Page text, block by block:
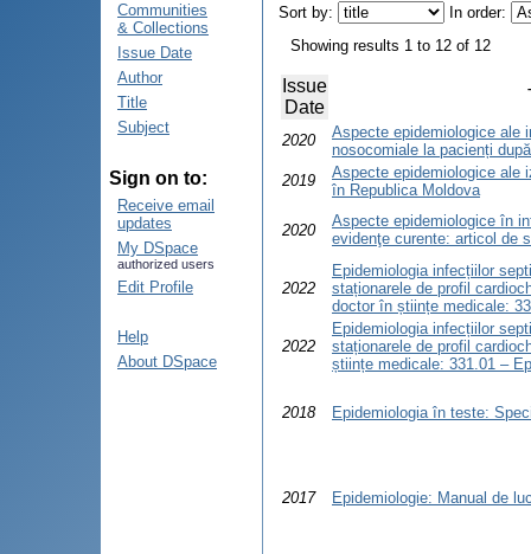
Communities
& Collections
Issue Date
Author
Title
Subject
Sign on to:
Receive email
updates
My DSpace
authorized users
Edit Profile
Help
About DSpace
Sort by:
In order:
Showing results 1 to 12 of 12
Issue
Date
2020
Aspecte epidemiologice ale
nosocomiale la pacienți
2019
Aspecte epidemiologice ale
în Republica Moldova
2020
Aspecte epidemiologice în
evidenţe curente: articol de
2022
Epidemiologia infecțiilor
staționarele de profil
doctor în științe medicale:
2022
Epidemiologia infecțiilor
staționarele de profil
științe medicale: 331.01 –
2018 Epidemiologia în teste:
2017 Epidemiologie: Manual de